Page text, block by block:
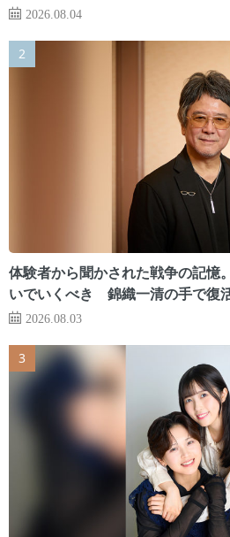
2026.08.04
体験者から聞かされた戦争の記憶
いでいくべき 錦織一清の手で復
2026.08.03